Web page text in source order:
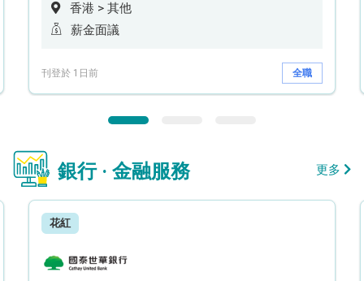
香港 > 其他
薪金面議
刊登於 1日前 全職
銀行 · 金融服務 更多
花紅